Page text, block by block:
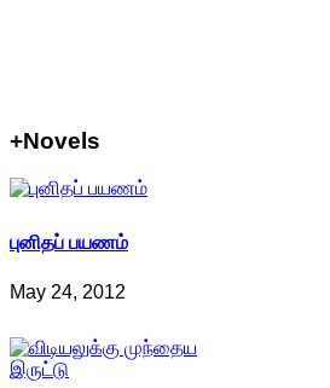
+Novels
புனிதப் பயணம்
May 24, 2012